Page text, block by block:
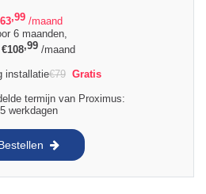
63,99 /maand
6 maanden,
€108,99 /maand
installatie€79 Gratis
termijn van Proximus:
5 werkdagen